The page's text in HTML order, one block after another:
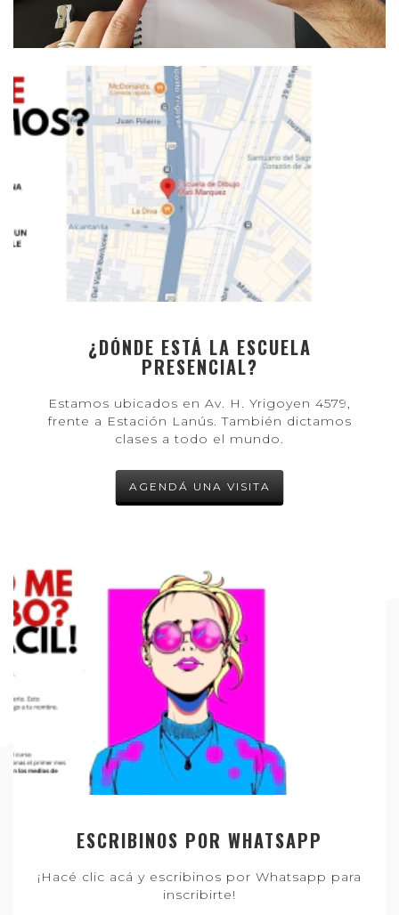
¿DÓNDE ESTÁ LA ESCUELA
PRESENCIAL?
Estamos ubicados en Av. H. Yrigoyen 4579,
frente a Estación Lanús. También dictamos
clases a todo el mundo.
AGENDÁ UNA VISITA
ESCRIBINOS POR WHATSAPP
¡Hacé clic acá y escribinos por Whatsapp para
inscribirte!